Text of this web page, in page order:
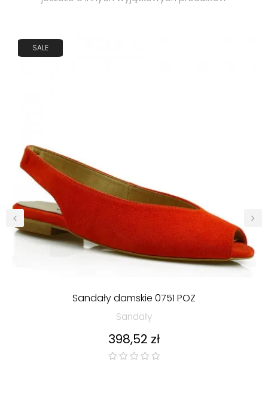
SALE
Sandały damskie 0751 POZ
Sandały
Cena
398,52 zł
‹